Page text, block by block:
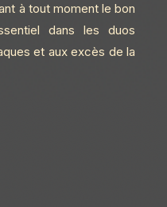
à tout moment le bon
dans les duos
et aux excès de la